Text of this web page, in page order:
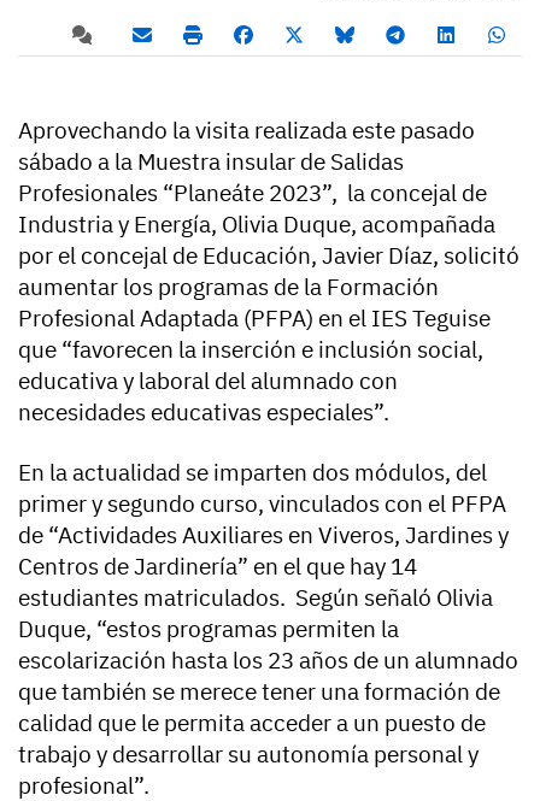
Aprovechando la visita realizada este pasado
sábado a la Muestra insular de Salidas
Profesionales “Planeáte 2023”, la concejal de
Industria y Energía, Olivia Duque, acompañada
por el concejal de Educación, Javier Díaz, solicitó
aumentar los programas de la Formación
Profesional Adaptada (PFPA) en el IES Teguise
que “favorecen la inserción e inclusión social,
educativa y laboral del alumnado con
necesidades educativas especiales”.
En la actualidad se imparten dos módulos, del
primer y segundo curso, vinculados con el PFPA
de “Actividades Auxiliares en Viveros, Jardines y
Centros de Jardinería” en el que hay 14
estudiantes matriculados. Según señaló Olivia
Duque, “estos programas permiten la
escolarización hasta los 23 años de un alumnado
que también se merece tener una formación de
calidad que le permita acceder a un puesto de
trabajo y desarrollar su autonomía personal y
profesional”.